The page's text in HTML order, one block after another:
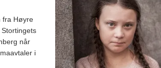
fra Høyre
når
i